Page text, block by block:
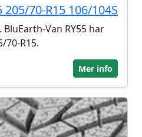
205/70-R15 106/104S
Van RY55 har
70-R15.
Mer info